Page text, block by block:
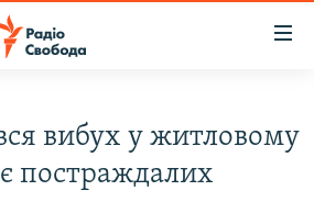
вибух у житловому
постраждалих